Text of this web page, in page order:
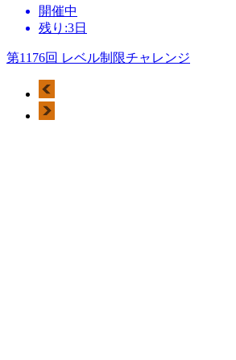
開催中
残り:3日
第1176回 レベル制限チャレンジ